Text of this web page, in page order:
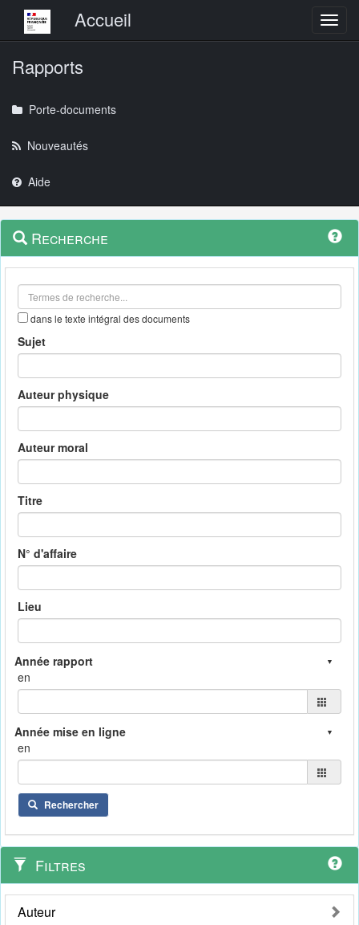
Menu principalAccueil
Rapports
Porte-documents
Nouveautés
Aide
Navigation
outils
Menu
contextuel
Recherche
dans le texte intégral des documents
Sujet
Auteur physique
Auteur moral
Titre
N° d'affaire
Lieu
en
en
Rechercher
Filtres
Auteur